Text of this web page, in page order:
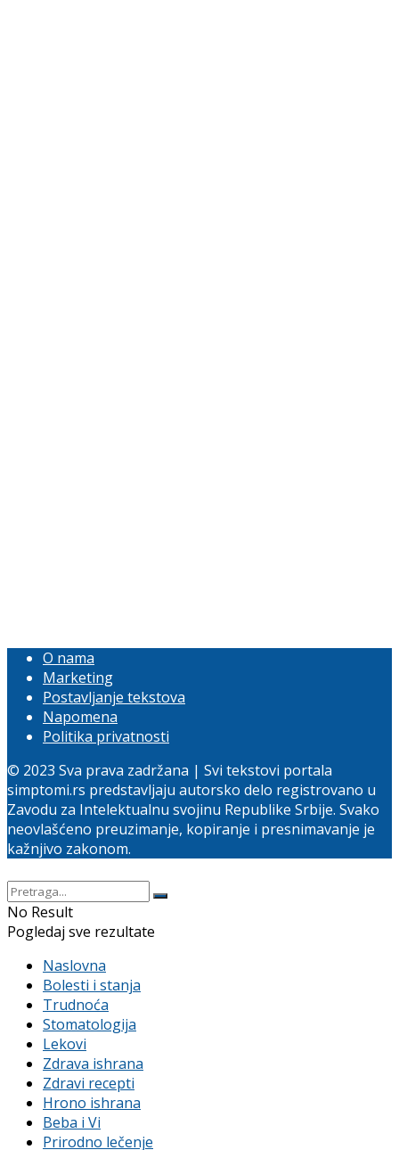
O nama
Marketing
Postavljanje tekstova
Napomena
Politika privatnosti
© 2023 Sva prava zadržana | Svi tekstovi portala
simptomi.rs predstavljaju autorsko delo registrovano u
Zavodu za Intelektualnu svojinu Republike Srbije. Svako
neovlašćeno preuzimanje, kopiranje i presnimavanje je
kažnjivo zakonom.
No Result
Pogledaj sve rezultate
Naslovna
Bolesti i stanja
Trudnoća
Stomatologija
Lekovi
Zdrava ishrana
Zdravi recepti
Hrono ishrana
Beba i Vi
Prirodno lečenje